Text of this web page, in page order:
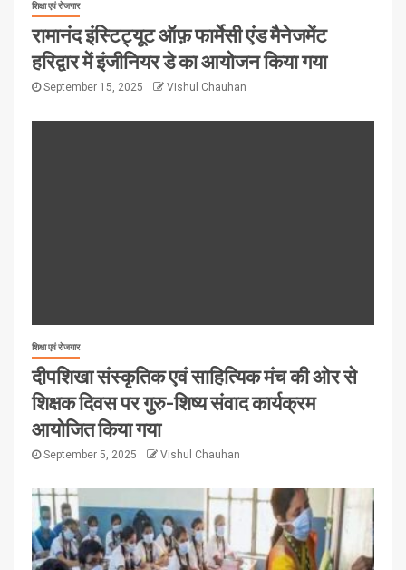
शिक्षा एवं रोजगार
रामानंद इंस्टिट्यूट ऑफ़ फार्मेसी एंड मैनेजमेंट
हरिद्वार में इंजीनियर डे का आयोजन किया गया
September 15, 2025 Vishul Chauhan
शिक्षा एवं रोजगार
दीपशिखा संस्कृतिक एवं साहित्यिक मंच की ओर से
शिक्षक दिवस पर गुरु-शिष्य संवाद कार्यक्रम
आयोजित किया गया
September 5, 2025 Vishul Chauhan